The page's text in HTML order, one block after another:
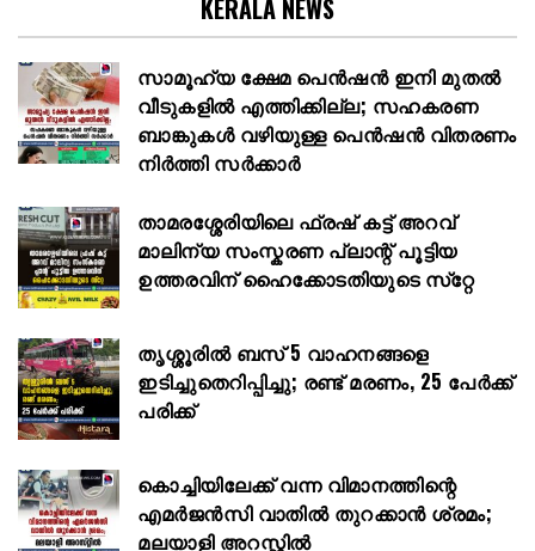
KERALA NEWS
സാമൂഹ്യ ക്ഷേമ പെൻഷൻ ഇനി മുതൽ
വീടുകളിൽ എത്തിക്കില്ല; സഹകരണ
ബാങ്കുകൾ വഴിയുള്ള പെൻഷൻ വിതരണം
നിർത്തി സർക്കാർ
താമരശ്ശേരിയിലെ ഫ്രഷ് കട്ട് അറവ്
മാലിന്യ സംസ്കരണ പ്ലാന്റ് പൂട്ടിയ
ഉത്തരവിന് ഹൈക്കോടതിയുടെ സ്‌റ്റേ
തൃശ്ശൂരിൽ ബസ് 5 വാഹനങ്ങളെ
ഇടിച്ചുതെറിപ്പിച്ചു; രണ്ട് മരണം, 25 പേർക്ക്
പരിക്ക്
കൊച്ചിയിലേക്ക് വന്ന വിമാനത്തിന്റെ
എമർജൻസി വാതിൽ തുറക്കാൻ ശ്രമം;
മലയാളി അറസ്റ്റിൽ